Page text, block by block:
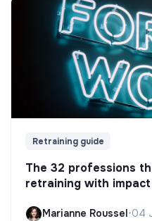
Retraining guide
The 32 professions
retraining with impact
Marianne Roussel •04